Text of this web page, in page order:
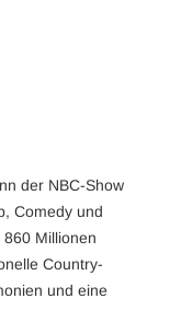
der NBC-Show
Comedy und
Millionen
Country-
und eine